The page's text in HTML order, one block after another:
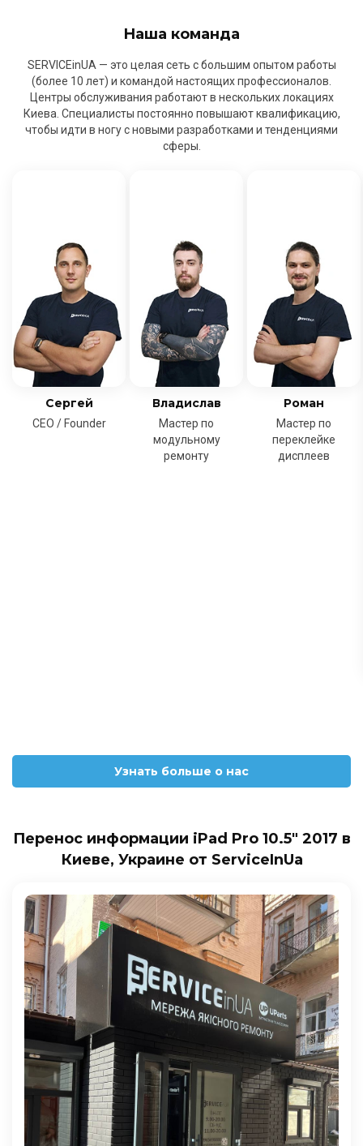
Наша команда
SERVICEinUA — это целая сеть с большим опытом работы
(более 10 лет) и командой настоящих профессионалов.
Центры обслуживания работают в нескольких локациях
Киева. Специалисты постоянно повышают квалификацию,
чтобы идти в ногу с новыми разработками и тенденциями
сферы.
Сергей
CEO / Founder
Владислав
Мастер по
модульному
ремонту
Роман
Мастер по
переклейке
дисплеев
Узнать больше о нас
Перенос информации iPad Pro 10.5″ 2017 в
Киеве, Украине от ServiceInUa